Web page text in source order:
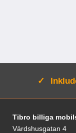
Aktiv:
Footer-
Tibro billiga
Värdshusgatan 4